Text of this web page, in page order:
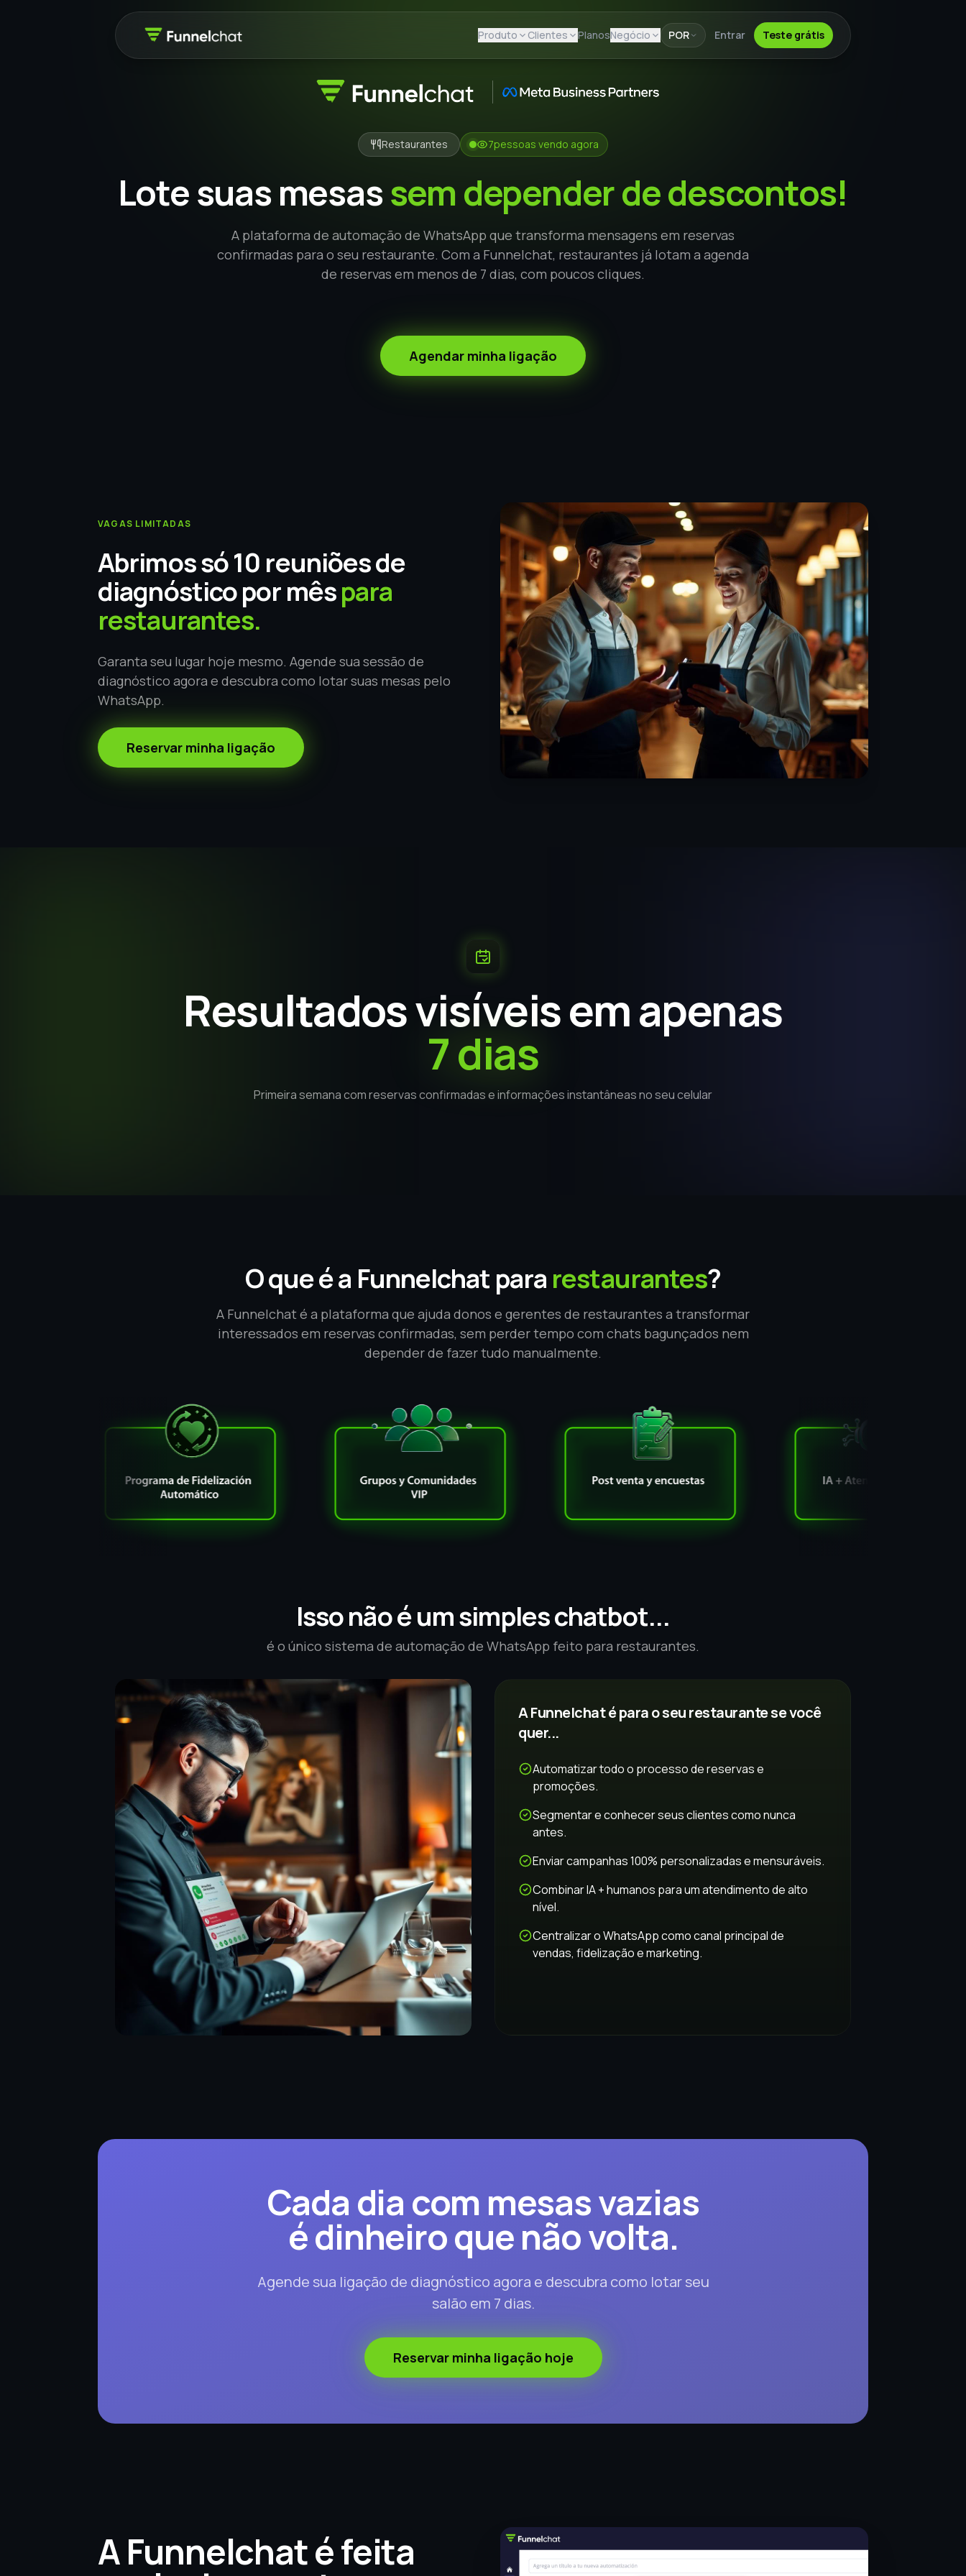
Produto Clientes PlanosNegócio POR Entrar Teste grátis
Restaurantes 7pessoas vendo agora
Lote suas mesassem depender de descontos!
A plataforma de automação de WhatsApp que transforma mensagens em reservas
confirmadas para o seu restaurante. Com a Funnelchat, restaurantes já lotam a agenda
de reservas em menos de 7 dias, com poucos cliques.
Agendar minha ligação
VAGAS LIMITADAS
Abrimos só 10 reuniões de
diagnóstico por mêspara
restaurantes.
Garanta seu lugar hoje mesmo. Agende sua sessão de
diagnóstico agora e descubra como lotar suas mesas pelo
WhatsApp.
Reservar minha ligação
Resultados visíveis em apenas
7 dias
Primeira semana com reservas confirmadas e informações instantâneas no seu celular
O que é a Funnelchat para restaurantes?
A Funnelchat é a plataforma que ajuda donos e gerentes de restaurantes a transformar
interessados em reservas confirmadas, sem perder tempo com chats bagunçados nem
depender de fazer tudo manualmente.
Isso não é um simples chatbot...
é o único sistema de automação de WhatsApp feito para restaurantes.
A Funnelchat é para o seu restaurante se você
quer...
Automatizar todo o processo de reservas e
promoções.
Segmentar e conhecer seus clientes como nunca
antes.
Enviar campanhas 100% personalizadas e mensuráveis.
Combinar IA + humanos para um atendimento de alto
nível.
Centralizar o WhatsApp como canal principal de
vendas, fidelização e marketing.
Cada dia com mesas vazias
é dinheiro que não volta.
Agende sua ligação de diagnóstico agora e descubra como lotar seu
salão em 7 dias.
Reservar minha ligação hoje
A Funnelchat é feita